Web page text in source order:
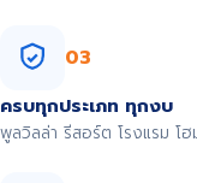
03
ครบทุกประเภท ทุกงบ
พูลวิลล่า รีสอร์ต โรงแรม โ